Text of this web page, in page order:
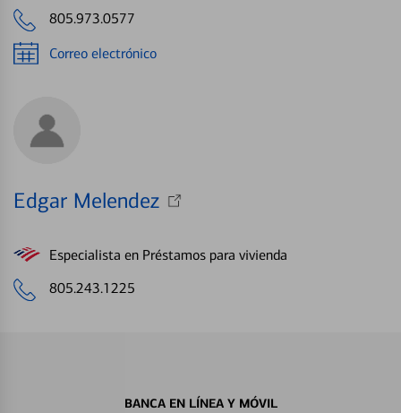
805.973.0577
Correo electrónico
Edgar Melendez
Especialista en Préstamos para vivienda
805.243.1225
BANCA EN LÍNEA Y MÓVIL